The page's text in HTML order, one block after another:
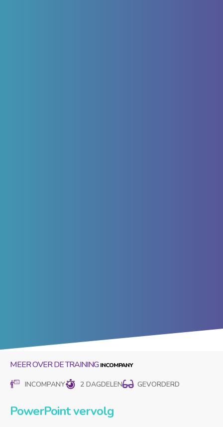
MEER OVER DE TRAINING
INCOMPANY 2 DAGDELEN GEVORDERD
PowerPoint vervolg